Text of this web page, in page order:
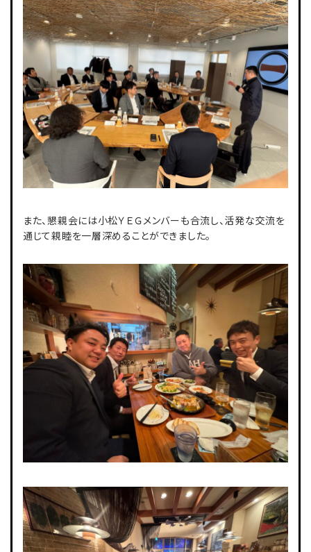
また、懇親会には小松ＹＥＧメンバーも合流し、活発な交流を
通じて親睦を一層深めることができました。